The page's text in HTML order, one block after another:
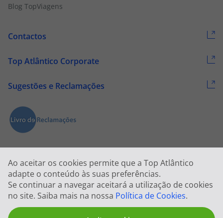
Ao aceitar os cookies permite que a Top Atlântico
adapte o conteúdo às suas preferências.
Se continuar a navegar aceitará a utilização de cookies
no site. Saiba mais na nossa Política de Cookies.
Trabalhe connosco
Contactos
Top Atlântico Corporate
Sugestões e Reclamações